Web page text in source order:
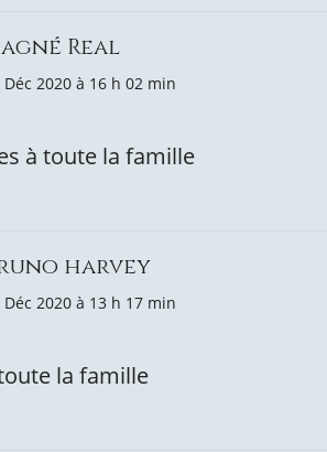
Real
Déc 2020 à 16 h 02 min
à toute la famille
harvey
Déc 2020 à 13 h 17 min
la famille